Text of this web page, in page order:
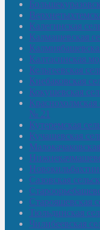
Калегинская
Калмашевская
Калтасинская
Кельтеевская
Киебаковская
Кокушевская
Краснохолмская
№ 21
Кутеремская
Кучашевская
Сазовская
Старояшевская
Тюльдинская
Чилибеевская